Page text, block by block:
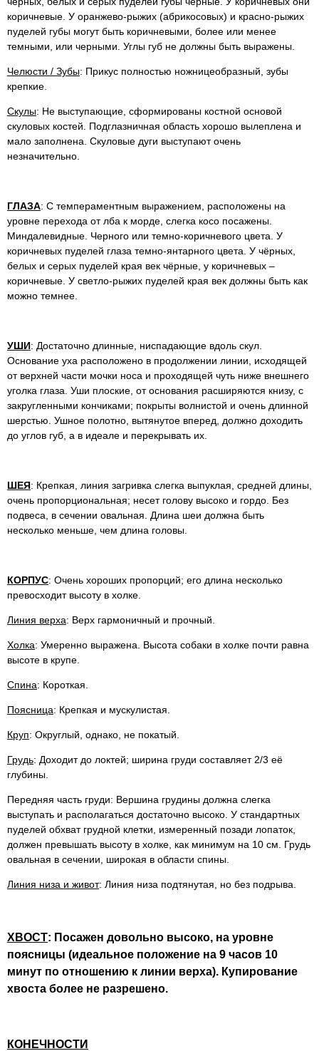
коричневые. У оранжево-рыжих (абрикосовых) и красно-рыжих
пуделей губы могут быть коричневыми, более или менее
темными, или черными. Углы губ не должны быть выражены.
Челюсти / Зубы: Прикус полностью ножницеобразный, зубы
крепкие.
Скулы: Не выступающие, сформированы костной основой
скуловых костей. Подглазничная область хорошо вылеплена и
мало заполнена. Скуловые дуги выступают очень
незначительно.
ГЛАЗА: С темпераментным выражением, расположены на
уровне перехода от лба к морде, слегка косо посажены.
Миндалевидные. Черного или темно-коричневого цвета. У
коричневых пуделей глаза темно-янтарного цвета. У чёрных,
белых и серых пуделей края век чёрные, у коричневых –
коричневые. У светло-рыжих пуделей края век должны быть как
можно темнее.
УШИ: Достаточно длинные, ниспадающие вдоль скул.
Основание уха расположено в продолжении линии, исходящей
от верхней части мочки носа и проходящей чуть ниже внешнего
уголка глаза. Уши плоские, от основания расширяются книзу, с
закругленными кончиками; покрыты волнистой и очень длинной
шерстью. Ушное полотно, вытянутое вперед, должно доходить
до углов губ, а в идеале и перекрывать их.
ШЕЯ: Крепкая, линия загривка слегка выпуклая, средней длины,
очень пропорциональная; несет голову высоко и гордо. Без
подвеса, в сечении овальная. Длина шеи должна быть
несколько меньше, чем длина головы.
КОРПУС: Очень хороших пропорций; его длина несколько
превосходит высоту в холке.
Линия верха: Верх гармоничный и прочный.
Холка: Умеренно выражена. Высота собаки в холке почти равна
высоте в крупе.
Спина: Короткая.
Поясница: Крепкая и мускулистая.
Круп: Округлый, однако, не покатый.
Грудь: Доходит до локтей; ширина груди составляет 2/3 её
глубины.
Передняя часть груди: Вершина грудины должна слегка
выступать и располагаться достаточно высоко. У стандартных
пуделей обхват грудной клетки, измеренный позади лопаток,
должен превышать высоту в холке, как минимум на 10 см. Грудь
овальная в сечении, широкая в области спины.
Линия низа и живот: Линия низа подтянутая, но без подрыва.
ХВОСТ: Посажен довольно высоко, на уровне
поясницы (идеальное положение на 9 часов 10
минут по отношению к линии верха). Купирование
хвоста более не разрешено.
КОНЕЧНОСТИ